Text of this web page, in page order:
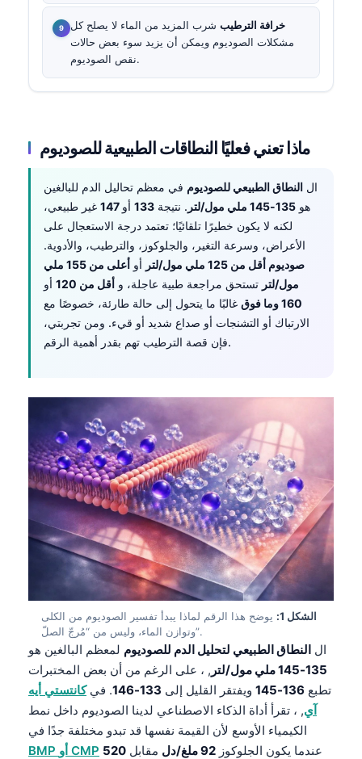
خرافة الترطيب شرب المزيد من الماء لا يصلح كل
مشكلات الصوديوم ويمكن أن يزيد سوء بعض حالات
نقص الصوديوم.
ماذا تعني فعليًا النطاقات الطبيعية للصوديوم
ال النطاق الطبيعي للصوديوم في معظم تحاليل الدم للبالغين
هو 135-145 ملي مول/لتر . نتيجة 133 أو147 غير طبيعي،
لكنه لا يكون خطيرًا تلقائيًا؛ تعتمد درجة الاستعجال على
الأعراض، وسرعة التغير، والجلوكوز، والترطيب، والأدوية.
صوديوم أقل من 125 ملي مول/لتر
أو
أعلى من 155 ملي
مول/لتر تستحق مراجعة طبية عاجلة، و أقل من 120
أو
160 وما فوق
غالبًا ما يتحول إلى حالة طارئة، خصوصًا مع
الارتباك أو التشنجات أو صداع شديد أو قيء. ومن تجربتي،
فإن قصة الترطيب تهم بقدر أهمية الرقم.
الشكل 1:
يوضح هذا الرقم لماذا يبدأ تفسير الصوديوم من الكلى
وتوازن الماء، وليس من “مُرجّ الصلّ”.
ال النطاق الطبيعي لتحليل الدم للصوديوم لمعظم البالغين هو
135-145 ملي مول/لتر
, ، على الرغم من أن بعض المختبرات
تطبع 136-145 ويفتقر القليل إلى 133-146 . فيكانتستي أيه
آي, ، تقرأ أداة الذكاء الاصطناعي لدينا الصوديوم داخل نمط
الكيمياء الأوسع لأن القيمة نفسها قد تبدو مختلفة جدًا في
BMP أو CMP
عندما يكون الجلوكوز 92 ملغ/دل مقابل 520